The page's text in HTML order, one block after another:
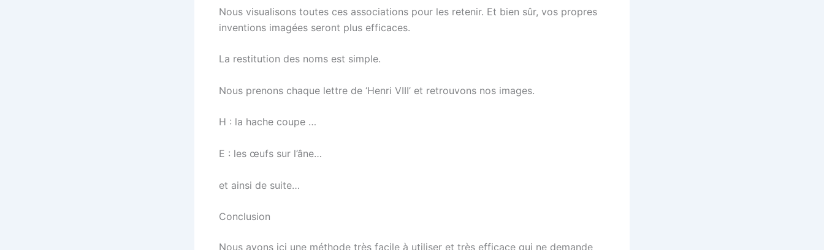
Nous visualisons toutes ces associations pour les retenir. Et bien sûr, vos propres
inventions imagées seront plus efficaces.
La restitution des noms est simple.
Nous prenons chaque lettre de ‘Henri VIII’ et retrouvons nos images.
H : la hache coupe …
E : les œufs sur l’âne…
et ainsi de suite…
Conclusion
Nous avons ici une méthode très facile à utiliser et très efficace qui ne demande